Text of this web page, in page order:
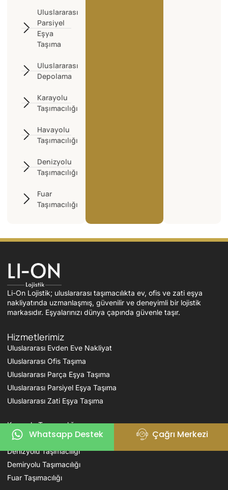
Uluslararası
Parsiyel
Eşya
Taşıma
Uluslararası
Depolama
Karayolu
Taşımacılığı
Havayolu
Taşımacılığı
Denizyolu
Taşımacılığı
Fuar
Taşımacılığı
Li-On Lojistik; uluslararası taşımacılıkta ev, ofis ve zati eşya
nakliyatında uzmanlaşmış, güvenilir ve deneyimli bir lojistik
markasıdır. Eşyalarınızı dünya çapında güvenle taşır.
Hizmetlerimiz
Uluslararası Evden Eve Nakliyat
Uluslararası Ofis Taşıma
Uluslararası Parça Eşya Taşıma
Uluslararası Parsiyel Eşya Taşıma
Uluslararası Zati Eşya Taşıma
Karayolu Taşımacılığı
Havayolu Taşımacılığı
Denizyolu Taşımacılığı
Demiryolu Taşımacılığı
Fuar Taşımacılığı
Whatsapp Destek Çağrı Merkezi